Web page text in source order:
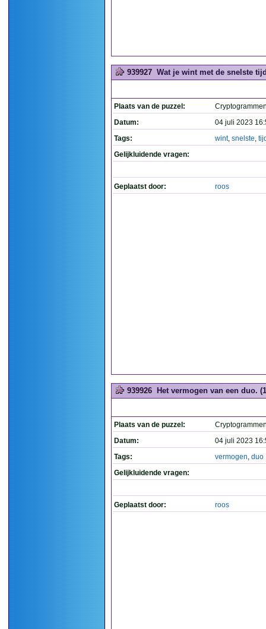
939927 Wat je wint met de snelste
Plaats van de puzzel:
Datum:
04 juli 2023
Tags:
wint, snelste,
Gelijkluidende vragen:
Geplaatst door: roos
939926 Het vermogen van een duo.
Plaats van de puzzel:
Datum:
04 juli 2023
Tags:
vermogen, duo
Gelijkluidende vragen:
Geplaatst door: roos